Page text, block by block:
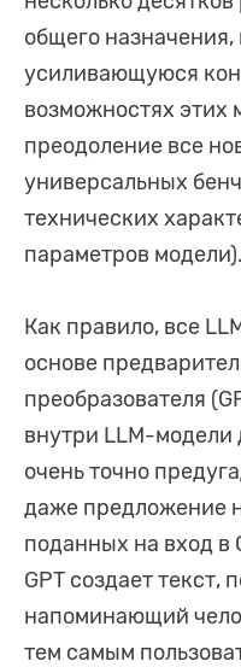
общего
усиливающуюся
возможностях этих
преодоление все
универсальных
технических
параметров модели).
Как правило, все
основе
преобразователя
внутри LLM-модели
очень точно
даже предложение
поданных на вход в
GPT создает текст,
напоминающий
тем самым